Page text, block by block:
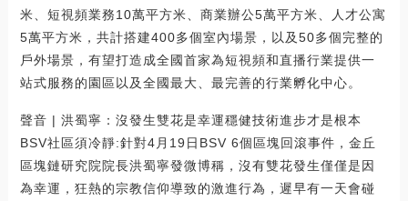
米、短視頻業務10萬平方米、商業辦公5萬平方米、人才公寓
5萬平方米，共計搭建400多個室內場景，以及50多個完整的
戶外場景，有望打造成全國首家為短視頻和直播行業提供一
站式服務的園區以及全國最大、最完善的行業孵化中心。
聲音 | 洪蜀寧：沒發生雙花是幸運穩健技術進步才是根本
BSV社區須冷靜:針對4月19日BSV 6個區塊回滾事件，金丘
區塊鏈研究院院長洪蜀寧發微博稱，沒有雙花發生僅僅是因
為幸運，狂熱的宗教信仰導致的激進行為，遲早有一天會碰